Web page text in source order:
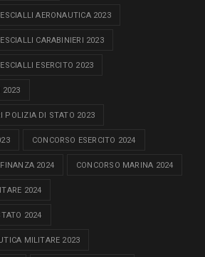
AERONAUTICA 2023
CARABINIERI 2023
ESERCITO 2023
2023
POLIZIA DI STATO 2023
CONCORSO ESERCITO 2024
2024 CONCORSO MARINA 2024
2024
2024
MILITARE 2023